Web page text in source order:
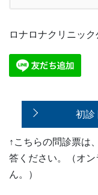
ロナロナクリニッ
初診
↑こちらの問診票は
答ください。（オ
ん。）